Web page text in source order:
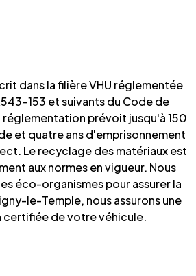
dans la filière VHU réglementée
153 et suivants du Code de
réglementation prévoit jusqu'à 150
et quatre ans d'emprisonnement
Le recyclage des matériaux est
aux normes en vigueur. Nous
éco-organismes pour assurer la
le-Temple, nous assurons une
de votre véhicule.